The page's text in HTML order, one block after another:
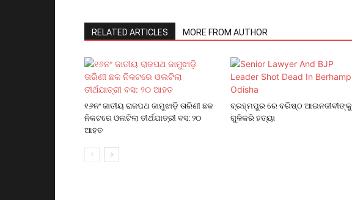
RELATED ARTICLES MORE FROM AUTHOR
୧୬ନଂ ଜାତୀୟ ରାଜପଥ ଜାମୁଝାଡ଼ି ତାରିଣୀ ଛକ
ନିକଟରେ ଓଲଟିଲା ତୀର୍ଥଯାତ୍ରୀ ବସ: ୨୦
ଆହତ
ବ୍ରହ୍ମପୁର ରେ ବରିଷ୍ଠ ଆଇନଜୀବୀଙ୍କୁ
ଗୁଳିକରି ହତ୍ୟା